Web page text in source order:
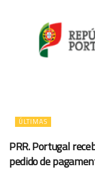
ÚLTIMAS
PRR. Portugal
pedido de